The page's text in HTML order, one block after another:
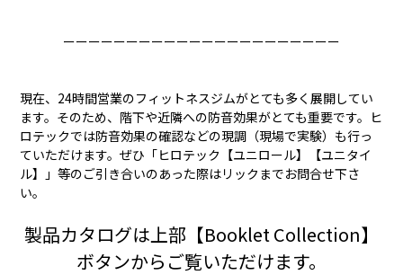
ーーーーーーーーーーーーーーーーーーーーーー
現在、24時間営業のフィットネスジムがとても多く展開してい
ます。そのため、階下や近隣への防音効果がとても重要です。ヒ
ロテックでは防音効果の確認などの現調（現場で実験）も行っ
ていただけます。ぜひ「ヒロテック【ユニロール】【ユニタイ
ル】」等のご引き合いのあった際はリックまでお問合せ下さ
い。
製品カタログは上部【Booklet Collection】
ボタンからご覧いただけます。